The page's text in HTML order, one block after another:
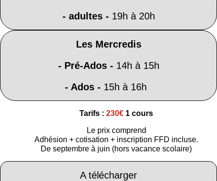
- adultes - 19h à 20h
Les Mercredis
- Pré-Ados - 14h à 15h
- Ados - 15h à 16h
Tarifs : 230€ 1 cours
Le prix comprend
Adhésion + cotisation + inscription FFD incluse.
De septembre à juin (hors vacance scolaire)
A télécharger